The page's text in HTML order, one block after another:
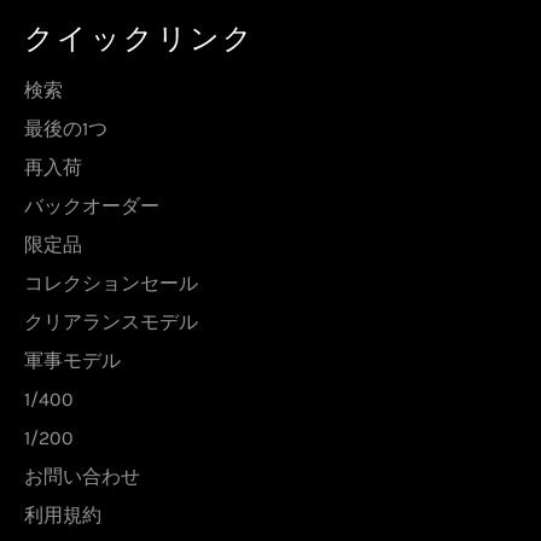
クイックリンク
検索
最後の1つ
再入荷
バックオーダー
限定品
コレクションセール
クリアランスモデル
軍事モデル
1/400
1/200
お問い合わせ
利用規約